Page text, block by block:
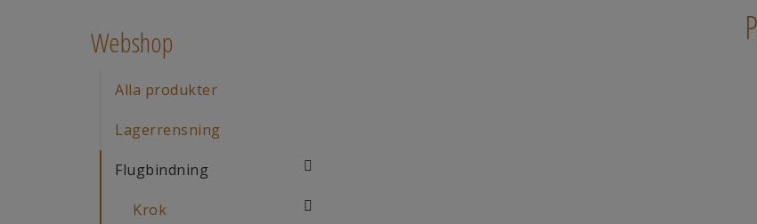
Webshop
Alla produkter
Lagerrensning
Flugbindning
Krok